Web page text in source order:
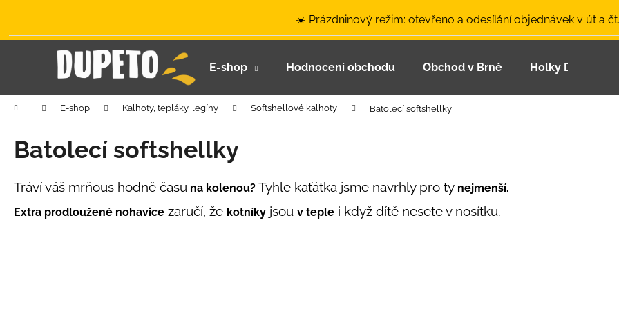
☀️ Prázdninový režim: otevřeno a odesílání objednávek v út a čt.
E-shop Hodnocení obchodu Obchod v Brně Holky Dupeťačky
Domů E-shop Kalhoty, tepláky, legíny Softshellové kalhoty Batolecí softshellky
Batolecí softshellky
Tráví váš mrňous hodně času na kolenou? Tyhle kaťátka jsme navrhly pro ty nejmenší.
Extra prodloužené nohavice zaručí, že kotníky jsou v teple i když dítě nesete v nosítku.
š
Zpět
obchodu
Zpět
obchodu
Co potřebujete najít?
Doporučujeme